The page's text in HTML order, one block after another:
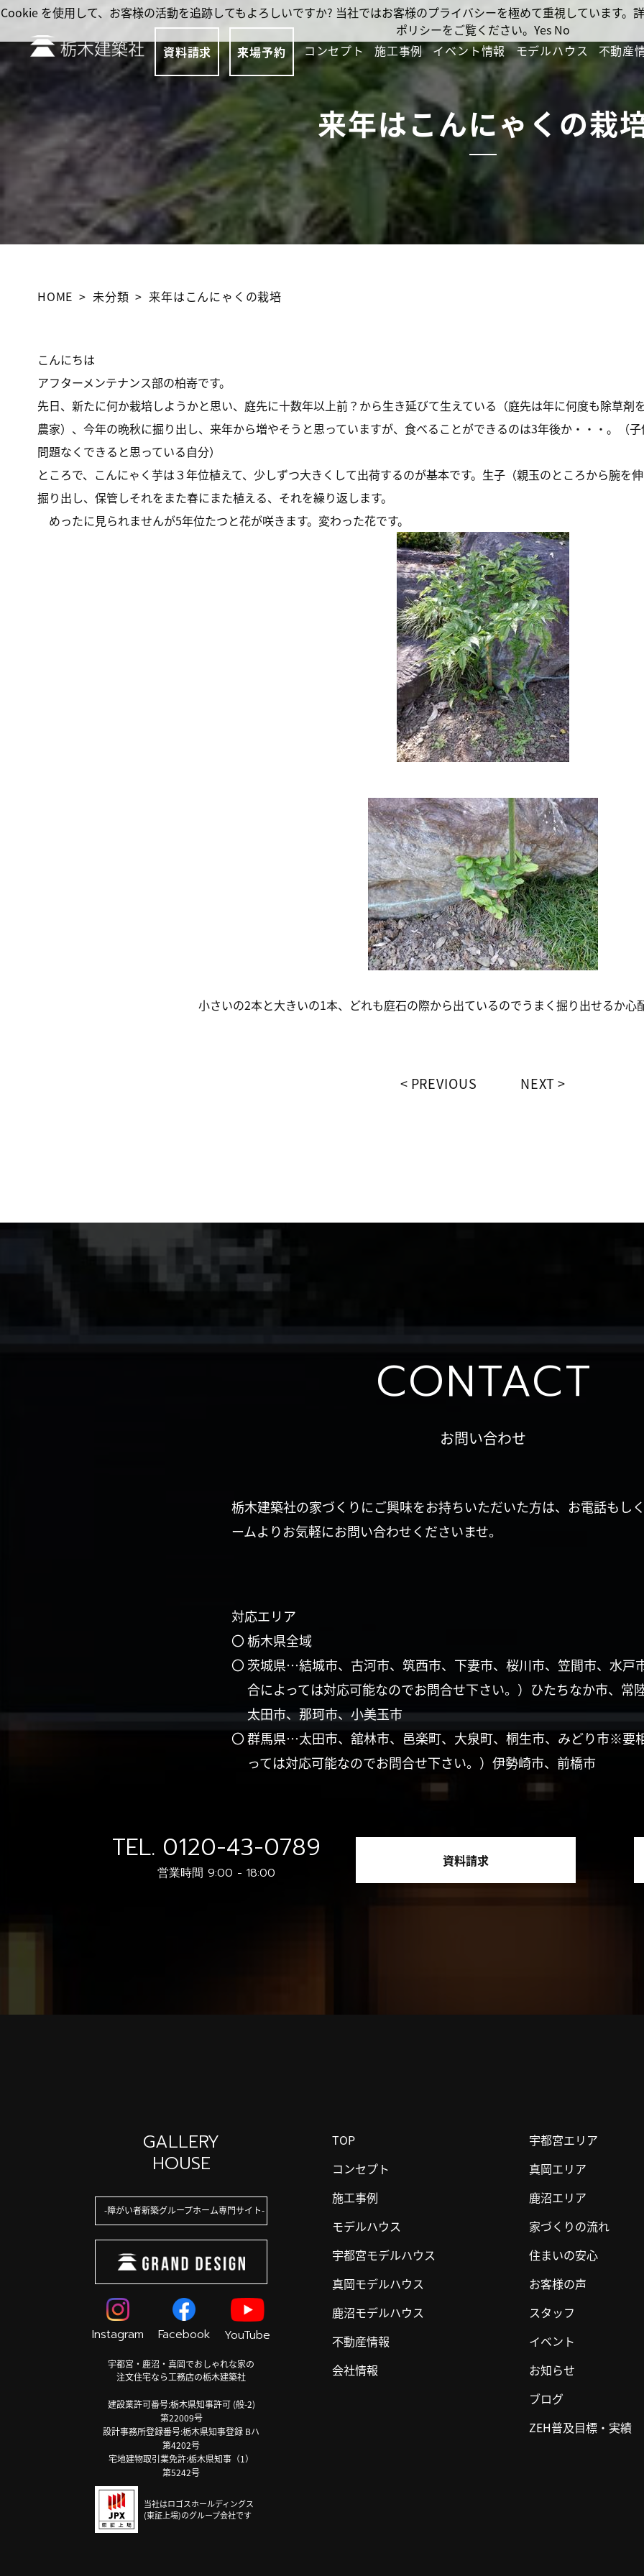
資料請求 来場予約 コンセプト 施工事例 イベント情報 モデルハウス 不動産
来年はこんにゃくの栽
HOME 未分類 来年はこんにゃくの栽培
こんにちは
アフターメンテナンス部の柏嵜です。
先日、新たに何か栽培しようかと思い、庭先に十数年以上前？から生き延びて生えている（庭先は年に何度も除草
農家）、今年の晩秋に掘り出し、来年から増やそうと思っていますが、食べることができるのは3年後か・・・。（
問題なくできると思っている自分）
ところで、こんにゃく芋は３年位植えて、少しずつ大きくして出荷するのが基本です。生子（親玉のところから腕を
掘り出し、保管しそれをまた春にまた植える、それを繰り返します。
めったに見られませんが5年位たつと花が咲きます。変わった花です。
小さいの2本と大きいの1本、どれも庭石の際から出ているのでうまく掘り出せるか心配
PREVIOUS NEXT
CONTACT
お問い合わせ
栃木建築社の家づくりにご興味をお持ちいただいた方は、お電話もし
ームよりお気軽にお問い合わせくださいませ。
対応エリア
〇 栃木県全域
〇 茨城県…結城市、古河市、筑西市、下妻市、桜川市、笠間市、水
合によっては対応可能なのでお問合せ下さい。）ひたちなか市、常
太田市、那珂市、小美玉市
〇 群馬県…太田市、舘林市、邑楽町、大泉町、桐生市、みどり市※要
っては対応可能なのでお問合せ下さい。）伊勢崎市、前橋市
TEL. 0120-43-0789
営業時間 9:00 - 18:00
資料請求
GALLERY
HOUSE
障がい者新築グループホーム専門サイト
Instagram Facebook YouTube
宇都宮・鹿沼・真岡でおしゃれな家の
注文住宅なら工務店の栃木建築社
建設業許可番号:栃木県知事許可 (般-2)
第22009号
設計事務所登録番号:栃木県知事登録 Bハ
第4202号
宅地建物取引業免許:栃木県知事（1）
第5242号
当社はロゴスホールディングス
(東証上場)のグループ会社です
TOP
コンセプト
施工事例
モデルハウス
宇都宮モデルハウス
真岡モデルハウス
鹿沼モデルハウス
不動産情報
会社情報
宇都宮エリア
真岡エリア
鹿沼エリア
家づくりの流れ
住まいの安心
お客様の声
スタッフ
イベント
お知らせ
ブログ
ZEH普及目標・実績
Cookie を使用して、お客様の活動を追跡してもよろしいですか? 当社ではお客様のプライバシーを極めて重視しています
ポリシーをご覧ください。 Yes No